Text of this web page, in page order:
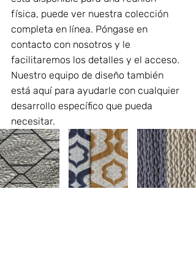
física, puede ver nuestra colección
completa en línea. Póngase en
contacto con nosotros y le
facilitaremos los detalles y el acceso.
Nuestro equipo de diseño también
está aquí para ayudarle con cualquier
desarrollo específico que pueda
necesitar.